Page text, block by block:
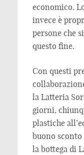
economico.
invece è
persone che
questo fine.
Con questi
la Latteria
giorni,
plastiche
buono sconto
la bottega di